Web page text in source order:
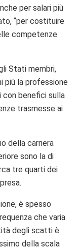
per salari più
“per costituire
competenze
Stati membri,
più la professione
con benefici sulla
trasmesse ai
della carriera
sono la di
tre quarti dei
è spesso
che varia
degli scatti è
della scala